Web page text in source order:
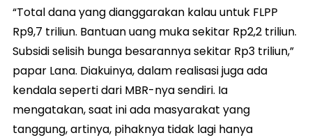
“Total dana yang dianggarakan kalau untuk FLPP
Rp9,7 triliun. Bantuan uang muka sekitar Rp2,2 triliun.
Subsidi selisih bunga besarannya sekitar Rp3 triliun,”
papar Lana. Diakuinya, dalam realisasi juga ada
kendala seperti dari MBR-nya sendiri. Ia
mengatakan, saat ini ada masyarakat yang
tanggung, artinya, pihaknya tidak lagi hanya